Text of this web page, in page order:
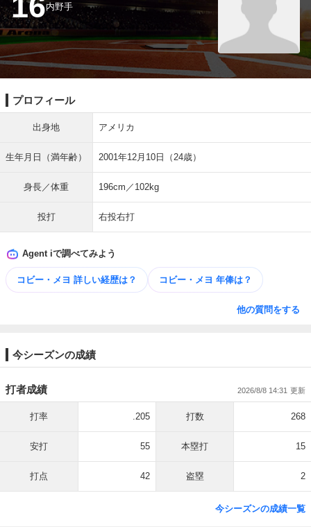
内野手
プロフィール
出身地 アメリカ
生年月日（満年齢） 2001年12月10日（24歳）
身長／体重 196cm／102kg
投打 右投右打
Agent iで調べてみよう
コビー・メヨ 詳しい​経歴は？ コビー・メヨ 年俸は？
他の質問をする
今シーズンの成績
打者成績 2026/8/8 14:31
打率 .205 打数 268
安打 55 本塁打 15
打点 42 盗塁 2
今シーズンの成績一覧